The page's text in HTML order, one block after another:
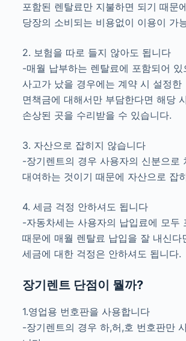
포함된 렌탈료만 지불하면 되기 때문
당장의 소비되는 비용없이 이용이 가
2. 보험을 따로 들지 않아도 됩니다
-매월 납부하는 렌탈료에 포함되어 있
사고가 났을 경우에는 계약 시 설정한
면책금에 대해서만 부담한다면 해당
손상된 곳을 수리받을 수 있습니다.
3. 자산으로 잡히지 않습니다
-장기렌트의 경우 사용자의 신분으로
대여하는 것이기 때문에 자산으로 잡
4. 세금 걱정 안하셔도 됩니다
-자동차세는 사용자의 납입료에 모두
때문에 매월 렌탈료 납입을 잘 내신다
세금에 대한 걱정은 안하셔도 됩니다.
장기렌트 단점이 뭘까?
1.영업용 번호판을 사용합니다
-장기렌트의 경우 하,허,호 번호판만